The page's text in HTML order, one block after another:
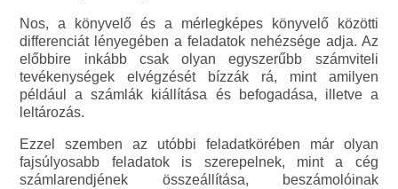
Nos, a könyvelő és a mérlegképes könyvelő közötti
differenciát lényegében a feladatok nehézsége adja. Az
előbbire inkább csak olyan egyszerűbb számviteli
tevékenységek elvégzését bízzák rá, mint amilyen
például a számlák kiállítása és befogadása, illetve a
leltározás.
Ezzel szemben az utóbbi feladatkörében már olyan
fajsúlyosabb feladatok is szerepelnek, mint a cég
számlarendjének összeállítása, beszámolóinak